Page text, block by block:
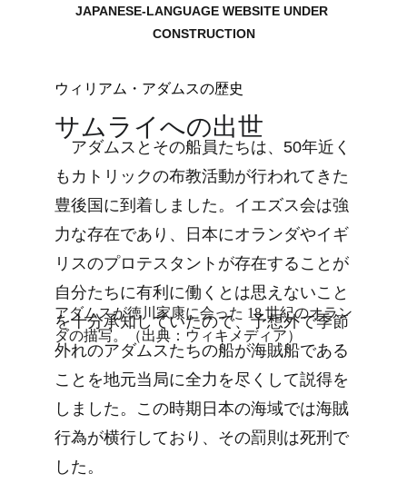
JAPANESE-LANGUAGE WEBSITE UNDER
CONSTRUCTION
ウィリアム・アダムスの歴史
サムライへの出世
アダムスとその船員たちは、50年近く
もカトリックの布教活動が行われてきた
豊後国に到着しました。イエズス会は強
力な存在であり、日本にオランダやイギ
リスのプロテスタントが存在することが
自分たちに有利に働くとは思えないこと
を十分承知していたので、予想外で季節
外れのアダムスたちの船が海賊船である
ことを地元当局に全力を尽くして説得を
しました。この時期日本の海域では海賊
行為が横行しており、その罰則は死刑で
した。
アダムスが徳川家康に会った 18 世紀のオラン
ダの描写。（出典：ウィキメディア）